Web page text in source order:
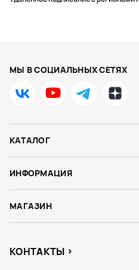
МЫ В СОЦИАЛЬНЫХ СЕТЯХ
КАТАЛОГ
ИНФОРМАЦИЯ
МАГАЗИН
КОНТАКТЫ